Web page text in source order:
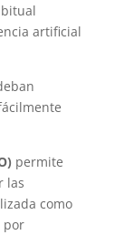
artificial
permite
las
como
por